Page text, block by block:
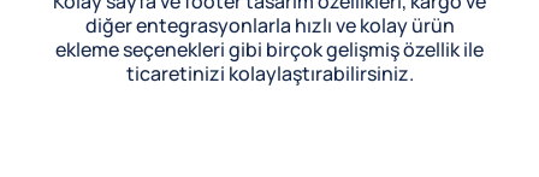
diğer entegrasyonlarla hızlı ve kolay ürün
ekleme seçenekleri gibi birçok gelişmiş özellik ile
ticaretinizi kolaylaştırabilirsiniz.